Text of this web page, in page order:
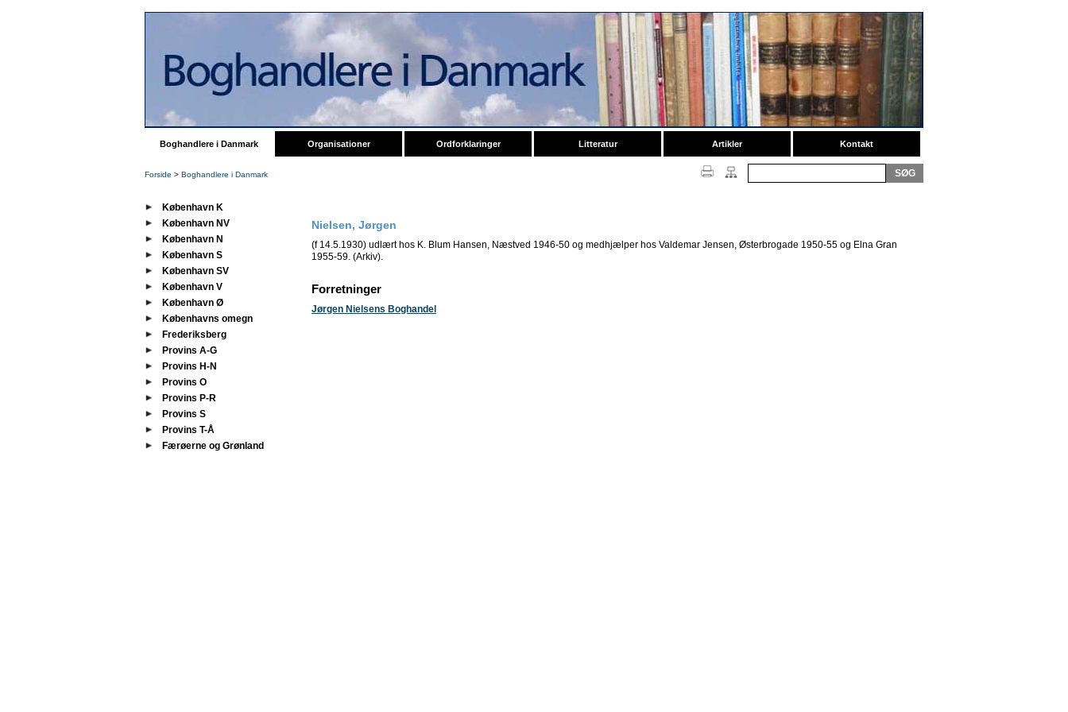
Boghandlere i Danmark Organisationer Ordforklaringer Litteratur Artikler Kontakt
Forside > Boghandlere i Danmark
København K
København NV
København N
København S
København SV
København V
København Ø
Københavns omegn
Frederiksberg
Provins A-G
Provins H-N
Provins O
Provins P-R
Provins S
Provins T-Å
Færøerne og Grønland
Nielsen, Jørgen
(f 14.5.1930) udlært hos K. Blum Hansen, Næstved 1946-50 og medhjælper hos Valdemar Jensen, Østerbrogade 1950-55 og Elna Gran
1955-59. (Arkiv).
Forretninger
Jørgen Nielsens Boghandel